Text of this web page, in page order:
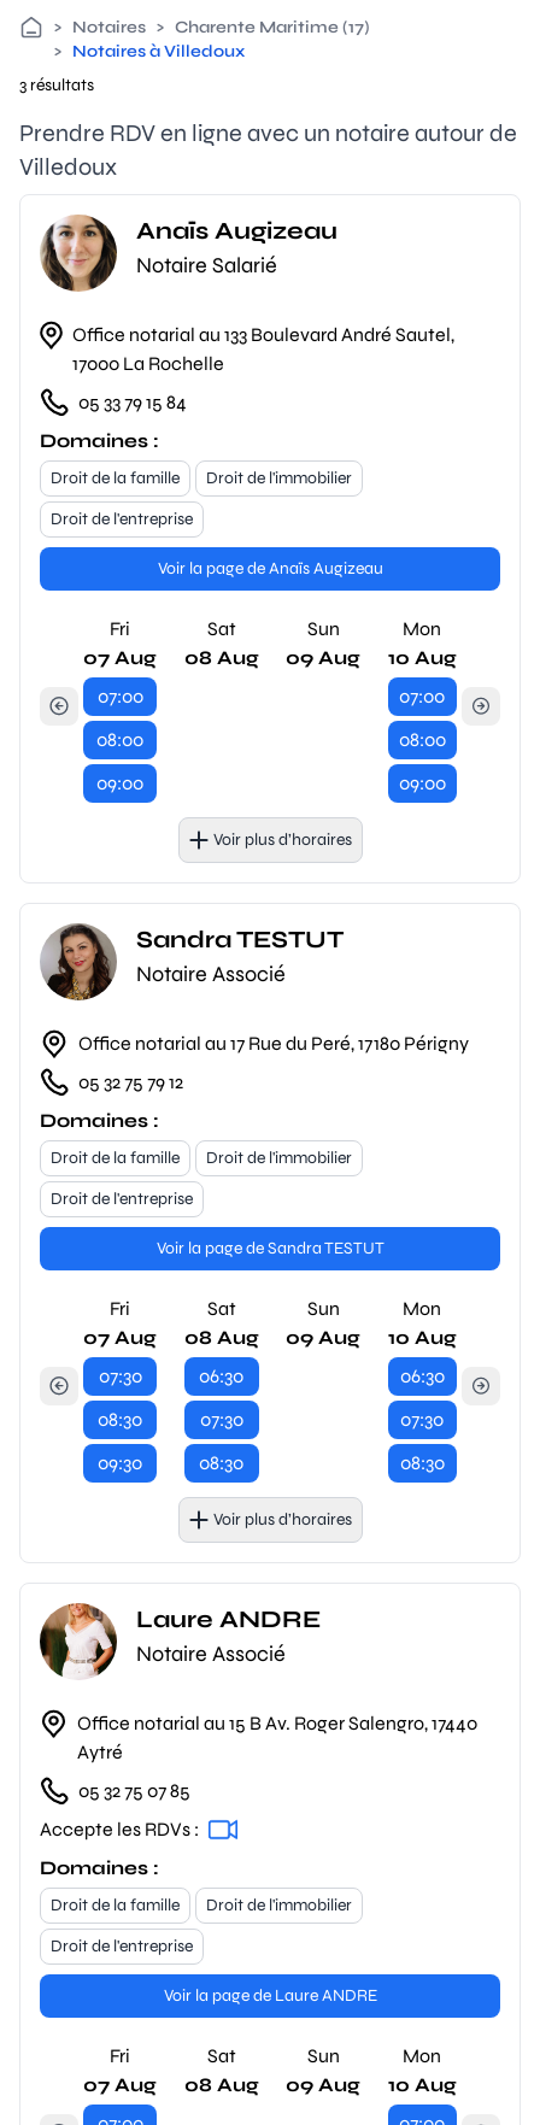
> Notaires > Charente Maritime (17)
> Notaires à Villedoux
3 résultats
Prendre RDV en ligne avec un notaire autour de
Villedoux
Anaïs Augizeau
Notaire Salarié
Office notarial au 133 Boulevard André Sautel,
17000 La Rochelle
05 33 79 15 84
Domaines :
Droit de la famille
Droit de l'immobilier
Droit de l'entreprise
Voir la page de Anaïs Augizeau
Fri
07 Aug
07:00
08:00
09:00
Sat
08 Aug
Sun
09 Aug
Mon
10 Aug
07:00
08:00
09:00
Voir plus d’horaires
Sandra TESTUT
Notaire Associé
Office notarial au 17 Rue du Peré, 17180 Périgny
05 32 75 79 12
Domaines :
Droit de la famille
Droit de l'immobilier
Droit de l'entreprise
Voir la page de Sandra TESTUT
Fri
07 Aug
07:30
08:30
09:30
Sat
08 Aug
06:30
07:30
08:30
Sun
09 Aug
Mon
10 Aug
06:30
07:30
08:30
Voir plus d’horaires
Laure ANDRE
Notaire Associé
Office notarial au 15 B Av. Roger Salengro, 17440
Aytré
05 32 75 07 85
Accepte les RDVs :
Domaines :
Droit de la famille
Droit de l'immobilier
Droit de l'entreprise
Voir la page de Laure ANDRE
Fri
07 Aug
Sat
08 Aug
Sun
09 Aug
Mon
10 Aug